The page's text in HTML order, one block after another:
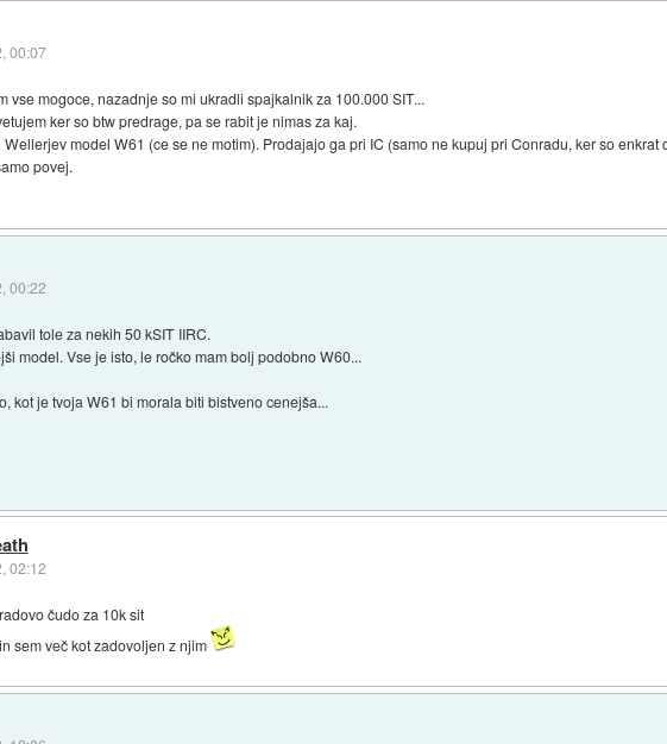
00:07
vse mogoce, nazadnje so mi ukradli spajkalnik za 100.000 SIT...
ker so btw predrage, pa se rabit je nimas za kaj.
model W61 (ce se ne motim). Prodajajo ga pri IC (samo ne kupuj pri Conradu, ker so enkrat
povej.
00:22
tole za nekih 50 kSIT IIRC.
model. Vse je isto, le ročko mam bolj podobno W60...
kot je tvoja W61 bi morala biti bistveno cenejša...
02:12
čudo za 10k sit
sem več kot zadovoljen z njim